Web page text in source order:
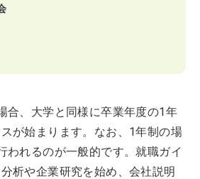
合、大学と同様に卒業年度の1年
が始まります。なお、1年制の場
われるのが一般的です。就職ガイ
析や企業研究を始め、会社説明